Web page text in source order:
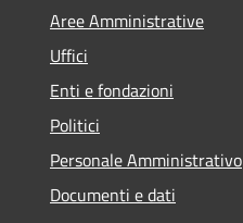
Aree Amministrative
Uffici
Enti e fondazioni
Politici
Personale Amministrativo
Documenti e dati